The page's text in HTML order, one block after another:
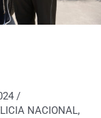
/
NACIONAL,